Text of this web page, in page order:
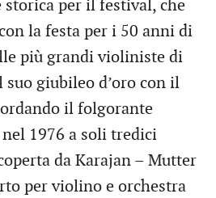
storica per il festival, che
la festa per i 50 anni di
più grandi violiniste di
giubileo d’oro con il
il folgorante
1976 a soli tredici
da Karajan – Mutter
per violino e orchestra